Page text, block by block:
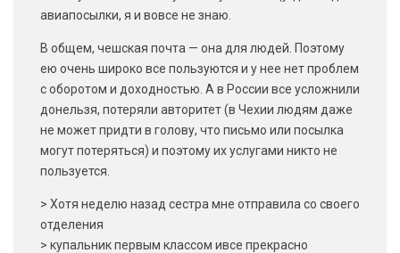
авиапосылки, я и вовсе не знаю.
В общем, чешская почта — она для людей. Поэтому
ею очень широко все пользуются и у нее нет проблем
с оборотом и доходностью. А в России все усложнили
донельзя, потеряли авторитет (в Чехии людям даже
не может придти в голову, что письмо или посылка
могут потеряться) и поэтому их услугами никто не
пользуется.
> Хотя неделю назад сестра мне отправила со своего
отделения
> купальник первым классом ивсе прекрасно